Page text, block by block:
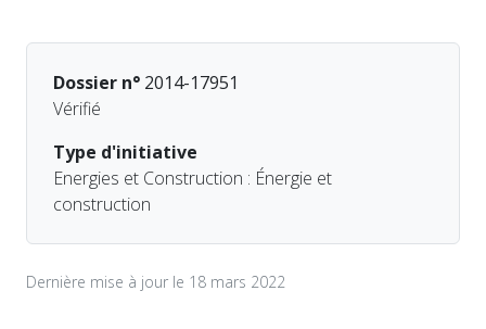
Dossier n° 2014-17951
Vérifié
Type d'initiative
Energies et Construction : Énergie et
construction
Dernière mise à jour le 18 mars 2022